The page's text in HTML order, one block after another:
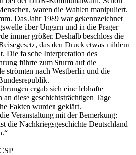
waren die Wahlen manipuliert.
Das Jahr 1989 war gekennzeichnet
über Ungarn und in die Prager
immer größer. Deshalb beschloss die
das den Druck etwas mildern
Die falsche Interpretation des
führte zum Sturm auf die
strömten nach Westberlin und die
ergab sich eine lebhafte
an diese geschichtsträchtigen Tage
Fakten wurden geklärt.
Veranstaltung mit der Bemerkung:
die Nachkriegsgeschichte Deutschland